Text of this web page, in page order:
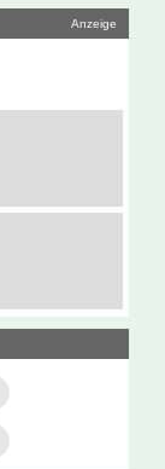
Anzeige